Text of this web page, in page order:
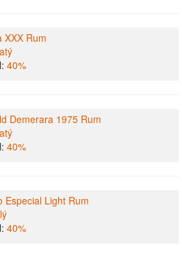
XXX Rum
40%
Demerara 1975 Rum
40%
Especial Light Rum
40%